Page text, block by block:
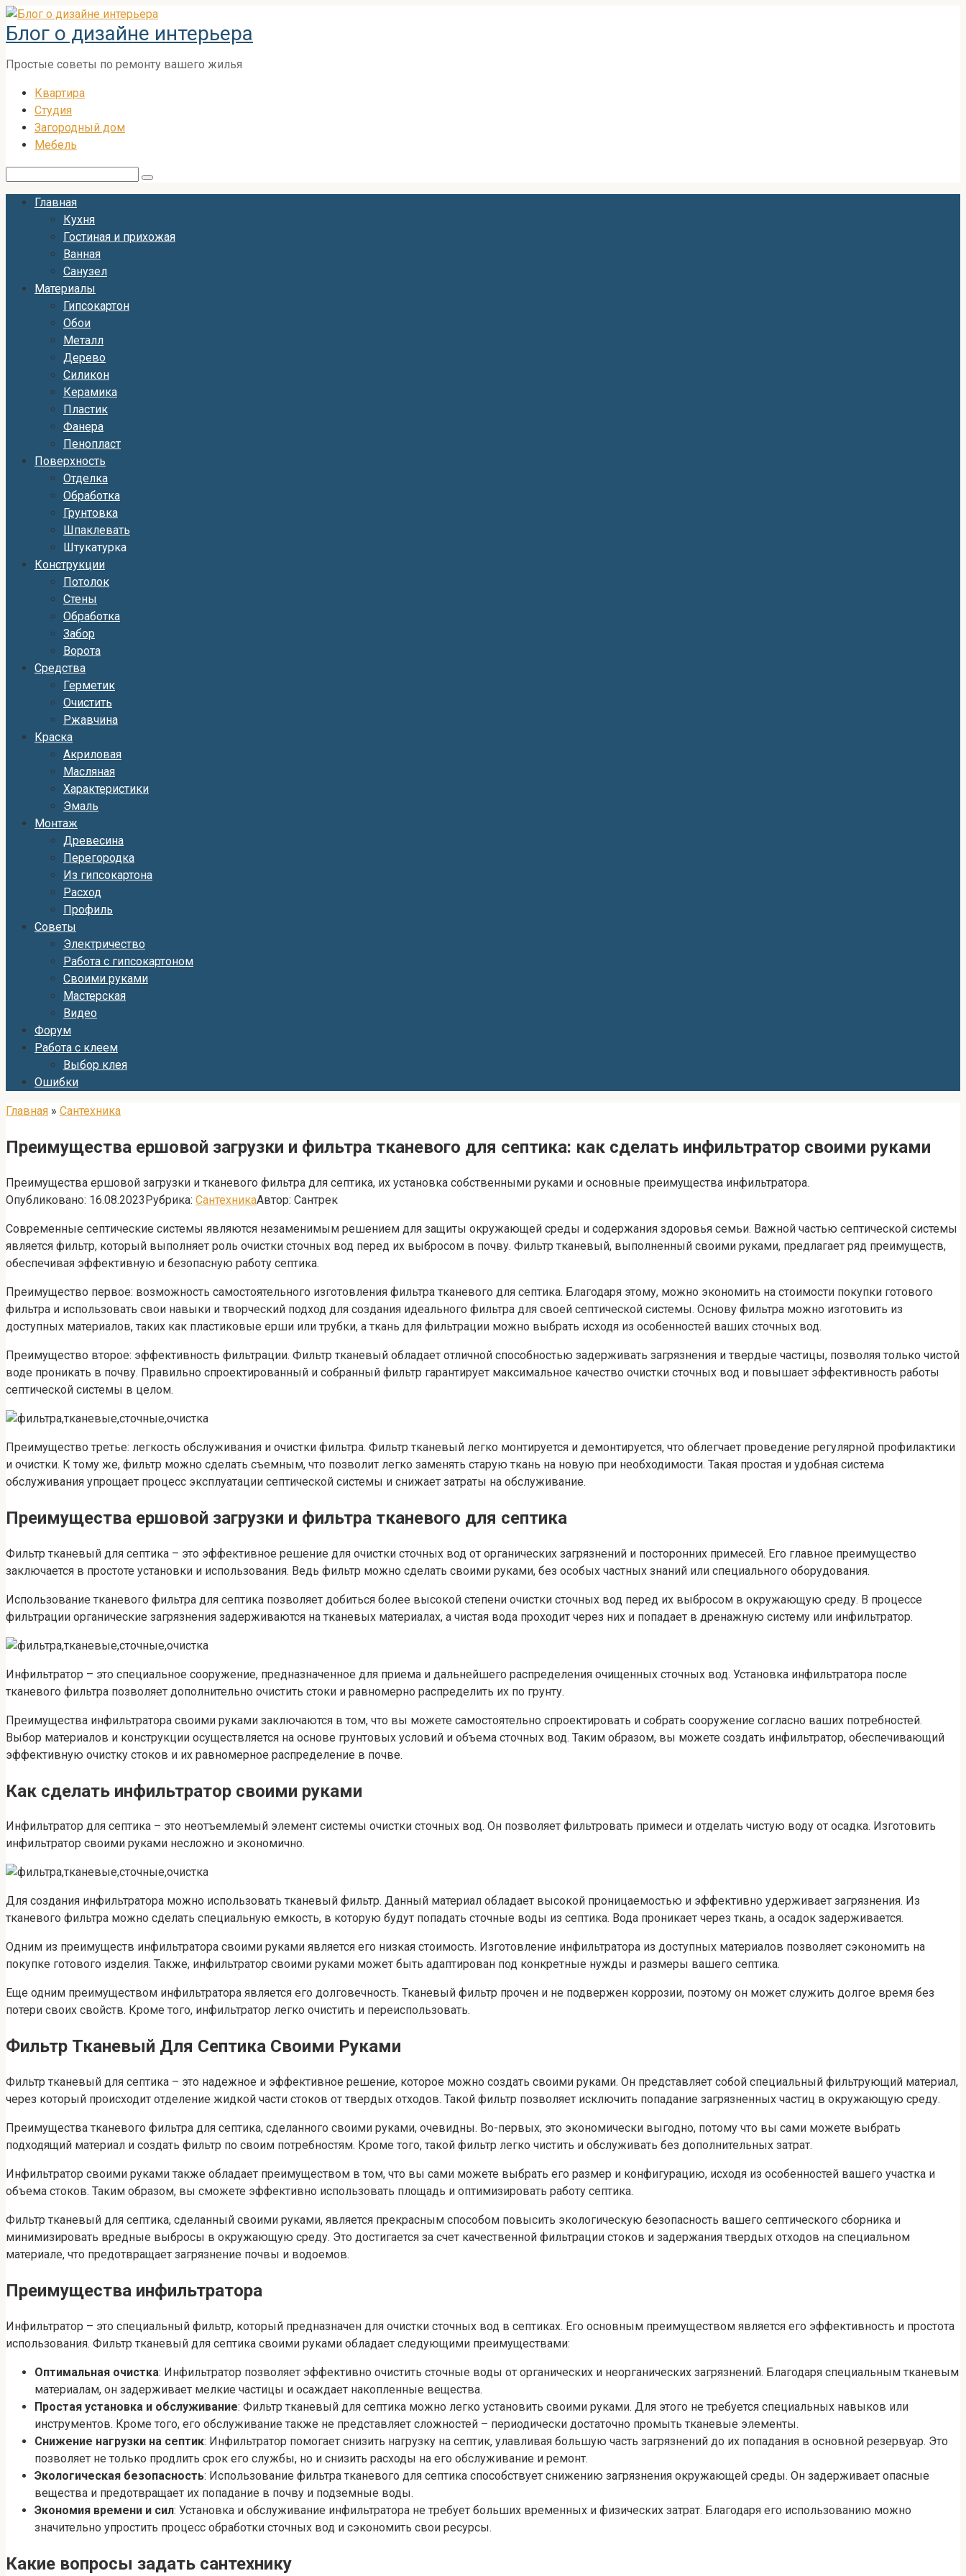
Перейти
к
контенту
Блог о дизайне интерьера
Простые советы по ремонту вашего жилья
Квартира
Студия
Загородный дом
Мебель
Главная
Кухня
Гостиная и прихожая
Ванная
Санузел
Материалы
Гипсокартон
Обои
Металл
Дерево
Силикон
Керамика
Пластик
Фанера
Пенопласт
Поверхность
Отделка
Обработка
Грунтовка
Шпаклевать
Штукатурка
Конструкции
Потолок
Стены
Обработка
Забор
Ворота
Средства
Герметик
Очистить
Ржавчина
Краска
Акриловая
Масляная
Характеристики
Эмаль
Монтаж
Древесина
Перегородка
Из гипсокартона
Расход
Профиль
Советы
Электричество
Работа с гипсокартоном
Своими руками
Мастерская
Видео
Форум
Работа с клеем
Выбор клея
Ошибки
Главная » Сантехника
Преимущества ершовой загрузки и фильтра тканевого для септика: как сделать инфильтратор своими руками
Преимущества ершовой загрузки и тканевого фильтра для септика, их установка собственными руками и основные преимущества инфильтратора.
Опубликовано: 16.08.2023Рубрика: СантехникаАвтор: Сантрек
Современные септические системы являются незаменимым решением для защиты окружающей среды и содержания здоровья семьи. Важной частью септической системы
является фильтр, который выполняет роль очистки сточных вод перед их выбросом в почву. Фильтр тканевый, выполненный своими руками, предлагает ряд преимуществ,
обеспечивая эффективную и безопасную работу септика.
Преимущество первое: возможность самостоятельного изготовления фильтра тканевого для септика. Благодаря этому, можно экономить на стоимости покупки готового
фильтра и использовать свои навыки и творческий подход для создания идеального фильтра для своей септической системы. Основу фильтра можно изготовить из
доступных материалов, таких как пластиковые ерши или трубки, а ткань для фильтрации можно выбрать исходя из особенностей ваших сточных вод.
Преимущество второе: эффективность фильтрации. Фильтр тканевый обладает отличной способностью задерживать загрязнения и твердые частицы, позволяя только чистой
воде проникать в почву. Правильно спроектированный и собранный фильтр гарантирует максимальное качество очистки сточных вод и повышает эффективность работы
септической системы в целом.
Преимущество третье: легкость обслуживания и очистки фильтра. Фильтр тканевый легко монтируется и демонтируется, что облегчает проведение регулярной профилактики
и очистки. К тому же, фильтр можно сделать съемным, что позволит легко заменять старую ткань на новую при необходимости. Такая простая и удобная система
обслуживания упрощает процесс эксплуатации септической системы и снижает затраты на обслуживание.
Преимущества ершовой загрузки и фильтра тканевого для септика
Фильтр тканевый для септика – это эффективное решение для очистки сточных вод от органических загрязнений и посторонних примесей. Его главное преимущество
заключается в простоте установки и использования. Ведь фильтр можно сделать своими руками, без особых частных знаний или специального оборудования.
Использование тканевого фильтра для септика позволяет добиться более высокой степени очистки сточных вод перед их выбросом в окружающую среду. В процессе
фильтрации органические загрязнения задерживаются на тканевых материалах, а чистая вода проходит через них и попадает в дренажную систему или инфильтратор.
Инфильтратор – это специальное сооружение, предназначенное для приема и дальнейшего распределения очищенных сточных вод. Установка инфильтратора после
тканевого фильтра позволяет дополнительно очистить стоки и равномерно распределить их по грунту.
Преимущества инфильтратора своими руками заключаются в том, что вы можете самостоятельно спроектировать и собрать сооружение согласно ваших потребностей.
Выбор материалов и конструкции осуществляется на основе грунтовых условий и объема сточных вод. Таким образом, вы можете создать инфильтратор, обеспечивающий
эффективную очистку стоков и их равномерное распределение в почве.
Как сделать инфильтратор своими руками
Инфильтратор для септика – это неотъемлемый элемент системы очистки сточных вод. Он позволяет фильтровать примеси и отделать чистую воду от осадка. Изготовить
инфильтратор своими руками несложно и экономично.
Для создания инфильтратора можно использовать тканевый фильтр. Данный материал обладает высокой проницаемостью и эффективно удерживает загрязнения. Из
тканевого фильтра можно сделать специальную емкость, в которую будут попадать сточные воды из септика. Вода проникает через ткань, а осадок задерживается.
Одним из преимуществ инфильтратора своими руками является его низкая стоимость. Изготовление инфильтратора из доступных материалов позволяет сэкономить на
покупке готового изделия. Также, инфильтратор своими руками может быть адаптирован под конкретные нужды и размеры вашего септика.
Еще одним преимуществом инфильтратора является его долговечность. Тканевый фильтр прочен и не подвержен коррозии, поэтому он может служить долгое время без
потери своих свойств. Кроме того, инфильтратор легко очистить и переиспользовать.
Фильтр Тканевый Для Септика Своими Руками
Фильтр тканевый для септика – это надежное и эффективное решение, которое можно создать своими руками. Он представляет собой специальный фильтрующий материал,
через который происходит отделение жидкой части стоков от твердых отходов. Такой фильтр позволяет исключить попадание загрязненных частиц в окружающую среду.
Преимущества тканевого фильтра для септика, сделанного своими руками, очевидны. Во-первых, это экономически выгодно, потому что вы сами можете выбрать
подходящий материал и создать фильтр по своим потребностям. Кроме того, такой фильтр легко чистить и обслуживать без дополнительных затрат.
Инфильтратор своими руками также обладает преимуществом в том, что вы сами можете выбрать его размер и конфигурацию, исходя из особенностей вашего участка и
объема стоков. Таким образом, вы сможете эффективно использовать площадь и оптимизировать работу септика.
Фильтр тканевый для септика, сделанный своими руками, является прекрасным способом повысить экологическую безопасность вашего септического сборника и
минимизировать вредные выбросы в окружающую среду. Это достигается за счет качественной фильтрации стоков и задержания твердых отходов на специальном
материале, что предотвращает загрязнение почвы и водоемов.
Преимущества инфильтратора
Инфильтратор – это специальный фильтр, который предназначен для очистки сточных вод в септиках. Его основным преимуществом является его эффективность и простота
использования. Фильтр тканевый для септика своими руками обладает следующими преимуществами:
Оптимальная очистка: Инфильтратор позволяет эффективно очистить сточные воды от органических и неорганических загрязнений. Благодаря специальным тканевым
материалам, он задерживает мелкие частицы и осаждает накопленные вещества.
Простая установка и обслуживание: Фильтр тканевый для септика можно легко установить своими руками. Для этого не требуется специальных навыков или
инструментов. Кроме того, его обслуживание также не представляет сложностей – периодически достаточно промыть тканевые элементы.
Снижение нагрузки на септик: Инфильтратор помогает снизить нагрузку на септик, улавливая большую часть загрязнений до их попадания в основной резервуар. Это
позволяет не только продлить срок его службы, но и снизить расходы на его обслуживание и ремонт.
Экологическая безопасность: Использование фильтра тканевого для септика способствует снижению загрязнения окружающей среды. Он задерживает опасные
вещества и предотвращает их попадание в почву и подземные воды.
Экономия времени и сил: Установка и обслуживание инфильтратора не требует больших временных и физических затрат. Благодаря его использованию можно
значительно упростить процесс обработки сточных вод и сэкономить свои ресурсы.
Какие вопросы задать сантехнику